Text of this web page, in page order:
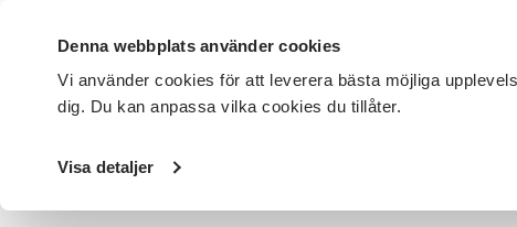
Denna webbplats använder cookies
Vi använder cookies för att leverera bästa möjliga
dig. Du kan anpassa vilka cookies du tillåter.
Visa detaljer
DET HÄR GÖR VI FÖR DIG SOM SÖK KURSER OCH EVENEMANG
Startsida / Kurser och evenemang